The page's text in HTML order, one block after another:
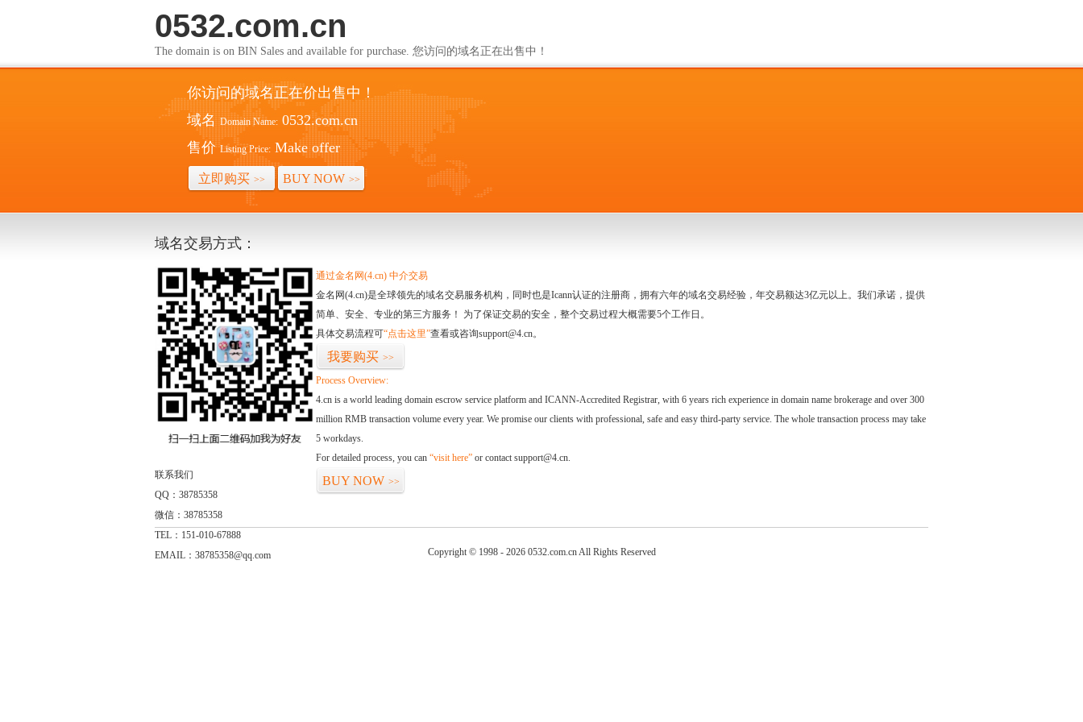
0532.com.cn
The domain is on BIN Sales and available for purchase. 您访问的域名正在出售中！
你访问的域名正在价出售中！
域名 Domain Name: 0532.com.cn
售价 Listing Price: Make offer
立即购买 >> BUY NOW >>
域名交易方式：
联系我们
QQ：38785358
微信：38785358
TEL：151-010-67888
EMAIL：38785358@qq.com
通过金名网(4.cn) 中介交易
金名网(4.cn)是全球领先的域名交易服务机构，同时也是Icann认证的注册商，拥有六年的域名交易经验，年交易额达3亿元以上。我们承诺，提供
简单、安全、专业的第三方服务！ 为了保证交易的安全，整个交易过程大概需要5个工作日。
具体交易流程可“点击这里”查看或咨询support@4.cn。
我要购买 >>
Process Overview:
4.cn is a world leading domain escrow service platform and ICANN-Accredited Registrar, with 6 years rich experience in domain name brokerage and over 300
million RMB transaction volume every year. We promise our clients with professional, safe and easy third-party service. The whole transaction process may take
5 workdays.
For detailed process, you can “visit here” or contact support@4.cn.
BUY NOW >>
Copyright © 1998 - 2026 0532.com.cn All Rights Reserved